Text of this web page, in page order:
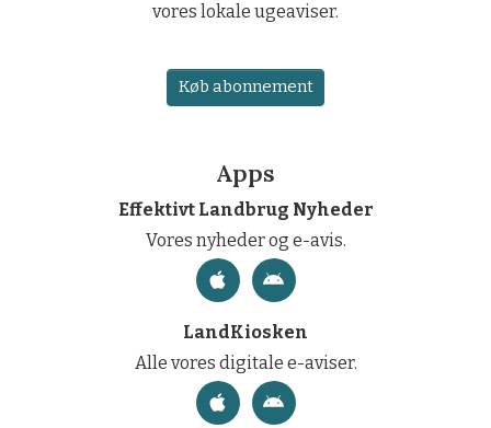
vores lokale ugeaviser.
Køb abonnement
Apps
Effektivt Landbrug Nyheder
Vores nyheder og e-avis.
LandKiosken
Alle vores digitale e-aviser.